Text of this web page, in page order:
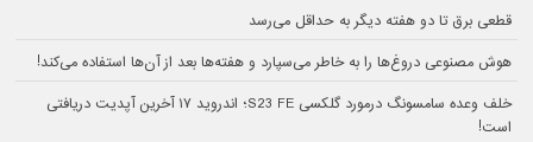
قطعی برق تا دو هفته دیگر به حداقل می‌رسد
هوش مصنوعی دروغ‌ها را به خاطر می‌سپارد و هفته‌ها بعد از آن‌ها استفاده می‌کند!
خلف وعده سامسونگ درمورد گلکسی S23 FE؛ اندروید ۱۷ آخرین آپدیت دریافتی
است!